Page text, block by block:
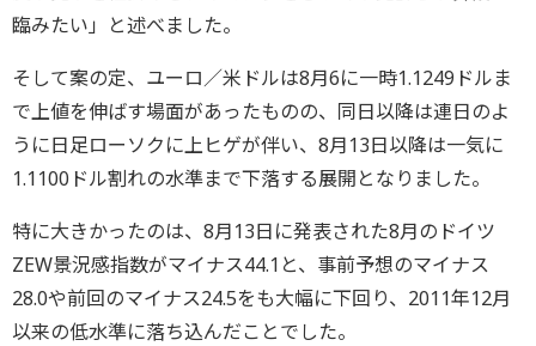
臨みたい」と述べました。
そして案の定、ユーロ／米ドルは8月6に一時1.1249ドルま
で上値を伸ばす場面があったものの、同日以降は連日のよ
うに日足ローソクに上ヒゲが伴い、8月13日以降は一気に
1.1100ドル割れの水準まで下落する展開となりました。
特に大きかったのは、8月13日に発表された8月のドイツ
ZEW景況感指数がマイナス44.1と、事前予想のマイナス
28.0や前回のマイナス24.5をも大幅に下回り、2011年12月
以来の低水準に落ち込んだことでした。